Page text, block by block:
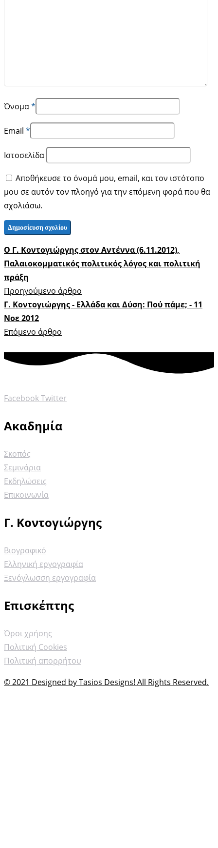
Όνομα*
Email *
Ιστοσελίδα
Αποθήκευσε το όνομά μου, email, και τον ιστότοπο
μου σε αυτόν τον πλοηγό για την επόμενη φορά που θα
σχολιάσω.
Ο Γ. Κοντογιώργης στον Αντέννα (6.11.2012),
Παλαιοκομματικός πολιτικός λόγος και πολιτική
πράξη
Προηγούμενο άρθρο
Γ. Κοντογιώργης - Ελλάδα και Δύση: Πού πάμε; - 11
Νοε 2012
Επόμενο άρθρο
FacebookTwitter
Ακαδημία
Σκοπός
Σεμινάρια
Εκδηλώσεις
Επικοινωνία
Γ. Κοντογιώργης
Βιογραφικό
Ελληνική εργογραφία
Ξενόγλωσση εργογραφία
Επισκέπτης
Όροι χρήσης
Πολιτική Cookies
Πολιτική απορρήτου
© 2021 Designed by Tasios Designs! All Rights Reserved.